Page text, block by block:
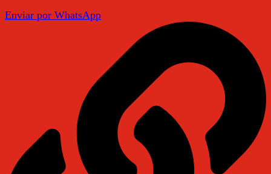
Enviar por WhatsApp